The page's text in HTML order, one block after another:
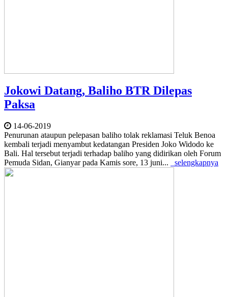
Jokowi Datang, Baliho BTR Dilepas
Paksa
14-06-2019
Penurunan ataupun pelepasan baliho tolak reklamasi Teluk Benoa
kembali terjadi menyambut kedatangan Presiden Joko Widodo ke
Bali. Hal tersebut terjadi terhadap baliho yang didirikan oleh Forum
Pemuda Sidan, Gianyar pada Kamis sore, 13 juni...
selengkapnya